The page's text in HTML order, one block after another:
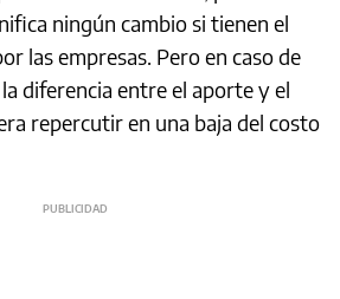
ningún cambio si tienen el
las empresas. Pero en caso de
diferencia entre el aporte y el
repercutir en una baja del costo